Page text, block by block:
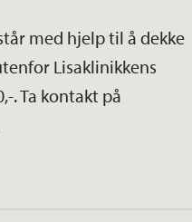
med hjelp til å dekke
Lisaklinikkens
. Ta kontakt på